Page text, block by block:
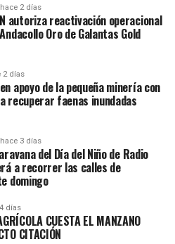
hace 2 días
autoriza reactivación operacional
Oro de Galantas Gold
2 días
apoyo de la pequeña minería con
recuperar faenas inundadas
hace 3 días
del Día del Niño de Radio
a recorrer las calles de
domingo
días
CUESTA EL MANZANO
CITACIÓN